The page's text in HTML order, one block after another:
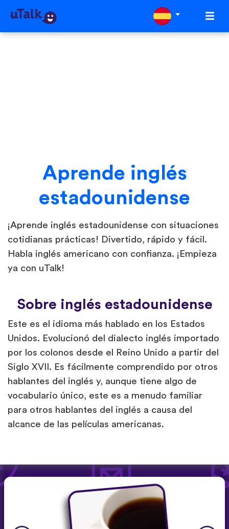
Aprende inglés
estadounidense
¡Aprende inglés estadounidense con situaciones
cotidianas prácticas! Divertido, rápido y fácil.
Habla inglés americano con confianza. ¡Empieza
ya con uTalk!
Sobre inglés estadounidense
Este es el idioma más hablado en los Estados
Unidos. Evolucionó del dialecto inglés importado
por los colonos desde el Reino Unido a partir del
Siglo XVII. Es fácilmente comprendido por otros
hablantes del inglés y, aunque tiene algo de
vocabulario único, este es a menudo familiar
para otros hablantes del inglés a causa del
alcance de las películas americanas.